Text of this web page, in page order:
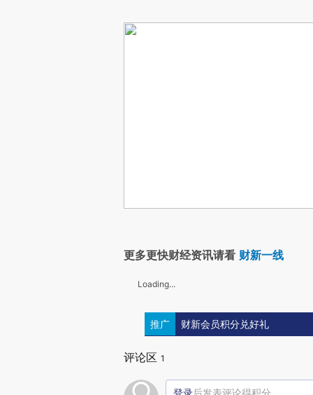
更多更快财经资讯请看 财新一线
Loading...
推广 财新会员积分兑好礼
评论区 1
登录后发表评论得积分